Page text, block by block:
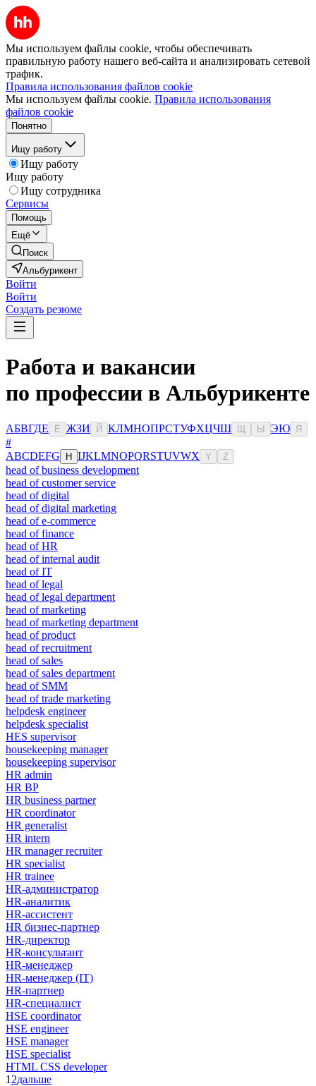
Мы используем файлы cookie, чтобы обеспечивать
правильную работу нашего веб-сайта и анализировать сетевой
трафик.
Правила использования файлов cookie
Мы используем файлы cookie. Правила использования
файлов cookie
Понятно
Ищу работу
Ищу работу
Ищу работу
Ищу сотрудника
Сервисы
Помощь
Ещё
Поиск
Альбурикент
Войти
Войти
Создать резюме
Работа и вакансии
по профессии в Альбурикенте
АБВГДЕ Ё ЖЗИ Й КЛМНОПРСТУФХЦЧШ Ы ЭЮ Я
#
ABCDEFG H IJKLMNOPQRSTUVWX Y Z
head of business development
head of customer service
head of digital
head of digital marketing
head of e-commerce
head of finance
head of HR
head of internal audit
head of IT
head of legal
head of legal department
head of marketing
head of marketing department
head of product
head of recruitment
head of sales
head of sales department
head of SMM
head of trade marketing
helpdesk engineer
helpdesk specialist
HES supervisor
housekeeping manager
housekeeping supervisor
HR admin
HR BP
HR business partner
HR coordinator
HR generalist
HR intern
HR manager recruiter
HR specialist
HR trainee
HR-администратор
HR-аналитик
HR-ассистент
HR бизнес-партнер
HR-директор
HR-консультант
HR-менеджер
HR-менеджер (IT)
HR-партнер
HR-специалист
HSE coordinator
HSE engineer
HSE manager
HSE specialist
HTML CSS developer
1 2дальше